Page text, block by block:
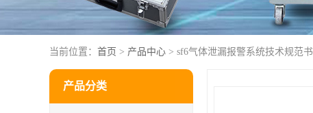
当前位置： 首页 > 产品中心 > sf6气体泄漏报警系统技术规范书
产品分类